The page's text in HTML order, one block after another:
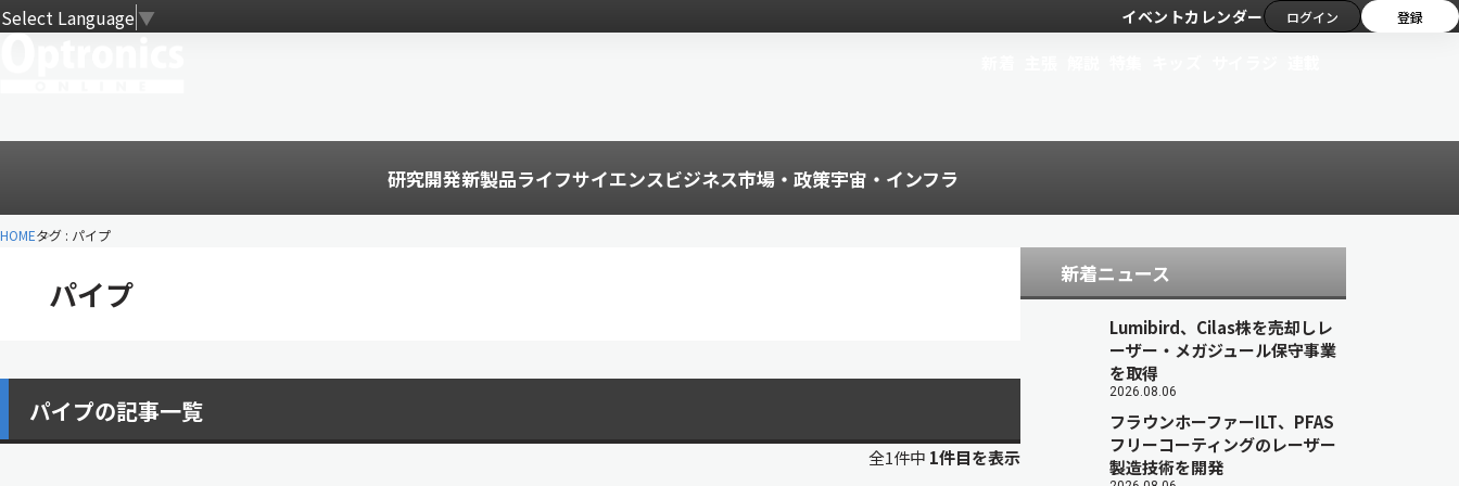
Select Language▼ イベントカレンダー ログイン 登録
研究開発新製品ライフサイエンスビジネス市場・政策宇宙・インフラ
HOMEタグ : パイプ
パイプ
パイプの記事一覧
全1件中 1件目を表示
新着ニュース
Lumibird、Cilas株を売却しレ
ーザー・メガジュール保守事業
を取得
2026.08.06
フラウンホーファーILT、PFAS
フリーコーティングのレーザー
製造技術を開発